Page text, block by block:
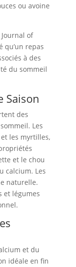
ou avoine
of
qu’un repas
à des
du sommeil
Saison
des
Les
les myrtilles,
et le chou
calcium. Les
naturelle.
et légumes
et du
idéale en fin